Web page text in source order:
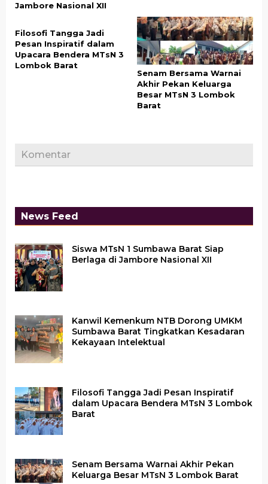
Jambore Nasional XII
Filosofi Tangga Jadi
Pesan Inspiratif dalam
Upacara Bendera MTsN 3
Lombok Barat
Senam Bersama Warnai
Akhir Pekan Keluarga
Besar MTsN 3 Lombok
Barat
Komentar
News Feed
Siswa MTsN 1 Sumbawa Barat Siap
Berlaga di Jambore Nasional XII
Kanwil Kemenkum NTB Dorong UMKM
Sumbawa Barat Tingkatkan Kesadaran
Kekayaan Intelektual
Filosofi Tangga Jadi Pesan Inspiratif
dalam Upacara Bendera MTsN 3 Lombok
Barat
Senam Bersama Warnai Akhir Pekan
Keluarga Besar MTsN 3 Lombok Barat